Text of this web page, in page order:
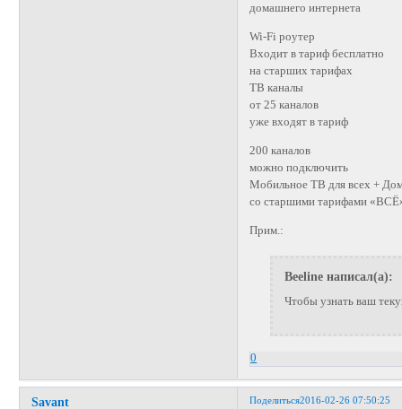
домашнего интернета
Wi-Fi роутер
Входит в тариф бесплатно
на старших тарифах
ТВ каналы
от 25 каналов
уже входят в тариф
200 каналов
можно подключить
Мобильное ТВ для всех +
со старшими тарифами
Прим.:
Beeline написал(а):
Чтобы узнать ваш
0
Поделиться2016-02-26 07:50:25
Savant